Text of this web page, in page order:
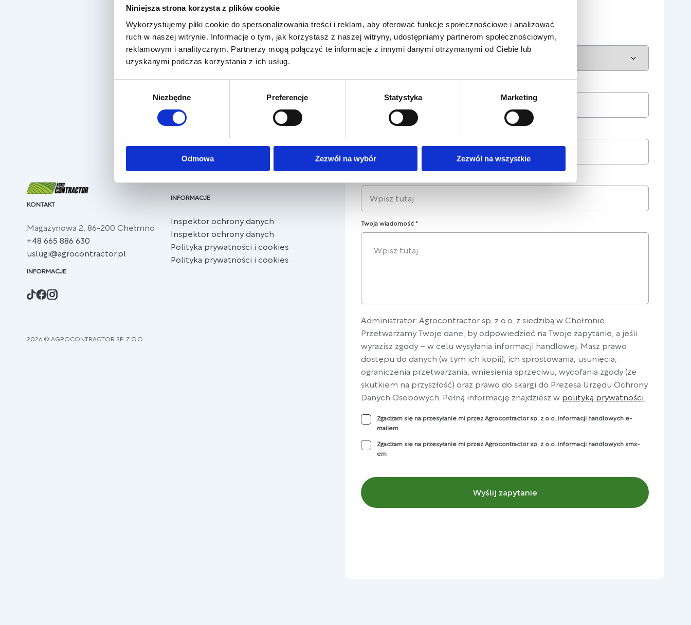
Niniejsza strona korzysta z plików cookie
Wykorzystujemy pliki cookie do spersonalizowania treści i reklam, aby oferować funkcje społecznościowe i analizować
ruch w naszej witrynie. Informacje o tym, jak korzystasz z naszej witryny, udostępniamy partnerom społecznościowym,
reklamowym i analitycznym. Partnerzy mogą połączyć te informacje z innymi danymi otrzymanymi od Ciebie lub
uzyskanymi podczas korzystania z ich usług.
Niezbędne Preferencje Statystyka Marketing
Odmowa Zezwól na wybór Zezwól na wszystkie
KONTAKT
Magazynowa 2, 86-200 Chełmno
+48 665 886 630
uslugi@agrocontractor.pl
INFORMACJE
Inspektor ochrony danych
Inspektor ochrony danych
Polityka prywatności i cookies
Polityka prywatności i cookies
INFORMACJE
2026 © AGROCONTRACTOR SP. Z O.O.
Wybierz rodzaj usługi
Twoja wiadomość *
Administrator: Agrocontractor sp. z o.o. z siedzibą w Chełmnie.
Przetwarzamy Twoje dane, by odpowiedzieć na Twoje zapytanie, a jeśli
wyrazisz zgody – w celu wysyłania informacji handlowej. Masz prawo
dostępu do danych (w tym ich kopii), ich sprostowania, usunięcia,
ograniczenia przetwarzania, wniesienia sprzeciwu, wycofania zgody (ze
skutkiem na przyszłość) oraz prawo do skargi do Prezesa Urzędu Ochrony
Danych Osobowych. Pełną informację znajdziesz w polityką prywatności.
Zgadzam się na przesyłanie mi przez Agrocontractor sp. z o.o. informacji handlowych e-
mailem
Zgadzam się na przesyłanie mi przez Agrocontractor sp. z o.o. informacji handlowych sms-
em